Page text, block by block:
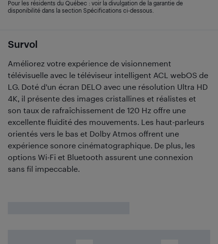
Survol
Améliorez votre expérience de visionnement
télévisuelle avec le téléviseur intelligent ACL webOS de
LG. Doté d'un écran DELO avec une résolution Ultra HD
4K, il présente des images cristallines et réalistes et
son taux de rafraîchissement de 120 Hz offre une
excellente fluidité des mouvements. Les haut-parleurs
orientés vers le bas et Dolby Atmos offrent une
expérience sonore cinématographique. De plus, les
options Wi-Fi et Bluetooth assurent une connexion
sans fil impeccable.
Pour les résidents du Québec : voir la divulgation de la garantie de
disponibilité dans la section Spécifications ci-dessous.